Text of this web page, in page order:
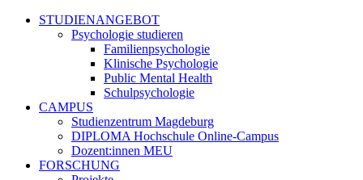
STUDIENANGEBOT
Psychologie studieren
Familienpsychologie
Klinische Psychologie
Public Mental Health
Schulpsychologie
CAMPUS
Studienzentrum Magdeburg
DIPLOMA Hochschule Online-Campus
Dozent:innen MEU
FORSCHUNG